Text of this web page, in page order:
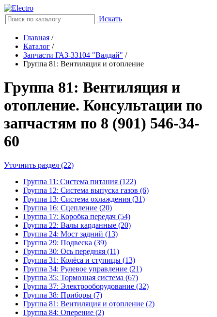
Искать
Главная /
Каталог /
Запчасти ГАЗ-33104 "Валдай" /
Группа 81: Вентиляция и отопление
Группа 81: Вентиляция и
отопление. Консультации по
запчастям по 8 (901) 546-34-
60
Уточнить раздел (22)
Группа 11: Система питания (122)
Группа 12: Система выпуска газов (6)
Группа 13: Система охлаждения (31)
Группа 16: Сцепление (20)
Группа 17: Коробка передач (54)
Группа 22: Валы карданные (20)
Группа 24: Мост задний (13)
Группа 29: Подвеска (39)
Группа 30: Ось передняя (11)
Группа 31: Колёса и ступицы (13)
Группа 34: Рулевое управление (21)
Группа 35: Тормозная система (67)
Группа 37: Электрооборудование (32)
Группа 38: Приборы (7)
Группа 81: Вентиляция и отопление (2)
Группа 84: Оперение (2)